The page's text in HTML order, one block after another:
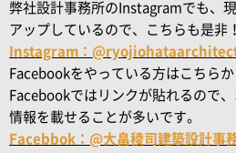
弊社設計事務所のInstagramでも、
アップしているので、こちらも是非！
Instagram：
Facebookをやっている方はこちらか
Facebookではリンクが貼れるので
情報を載せることが多いです。
Facebbok：@大畠稜司建築設計事